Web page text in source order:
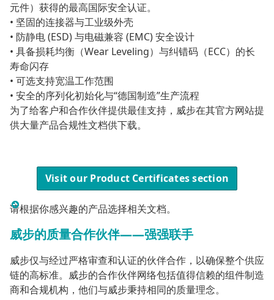
元件）获得的最高国际安全认证。
• 坚固的连接器与工业级外壳
• 防静电 (ESD) 与电磁兼容 (EMC) 安全设计
• 具备损耗均衡（Wear Leveling）与纠错码（ECC）的长
寿命闪存
• 可选支持宽温工作范围
• 安全的序列化初始化与“德国制造”生产流程
为了给客户和合作伙伴提供最佳支持，威步在其官方网站提
供大量产品合规性文档供下载。
Visit our Product Certificates section
请根据你感兴趣的产品选择相关文档。
威步的质量合作伙伴——强强联手
威步仅与经过严格审查和认证的伙伴合作，以确保整个供应
链的高标准。威步的合作伙伴网络包括值得信赖的组件制造
商和合规机构，他们与威步秉持相同的质量理念。